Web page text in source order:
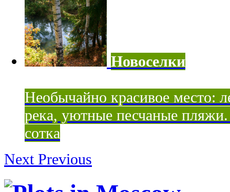
Новоселки
Необычайно красивое место:
река, уютные песчаные
сотка
Next Previous